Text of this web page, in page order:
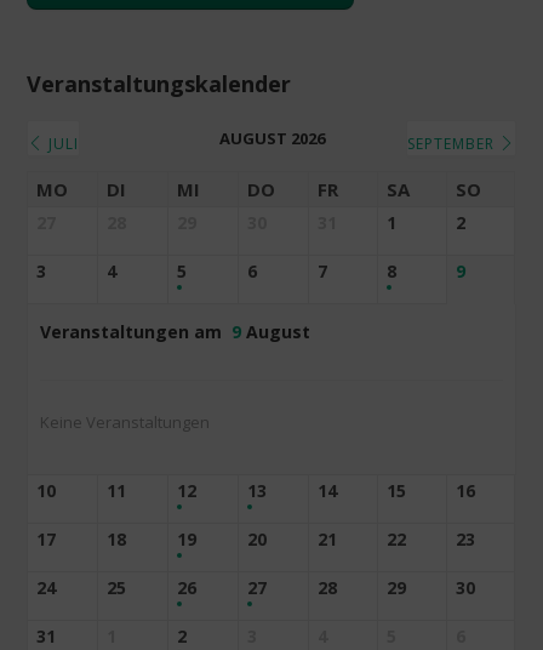
Veranstaltungskalender
JULI AUGUST 2026 SEPTEMBER
MO DI MI DO FR SA SO
1 2
3 4 5 6 7 8 9
Veranstaltungen am 9 August
Keine Veranstaltungen
10 11 12 13 14 15 16
17 18 19 20 21 22 23
24 25 26 27 28 29 30
31 2